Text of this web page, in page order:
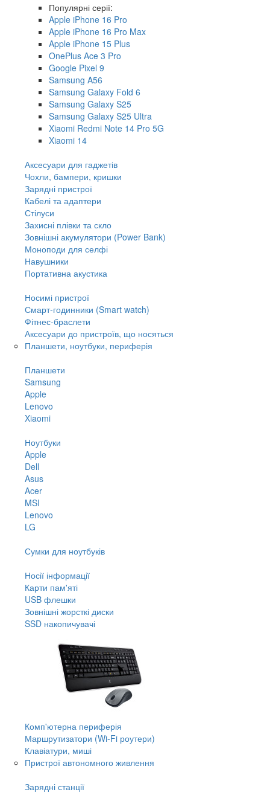
Популярні серії:
Apple iPhone 16 Pro
Apple iPhone 16 Pro Max
Apple iPhone 15 Plus
OnePlus Ace 3 Pro
Google Pixel 9
Samsung A56
Samsung Galaxy Fold 6
Samsung Galaxy S25
Samsung Galaxy S25 Ultra
Xiaomi Redmi Note 14 Pro 5G
Xiaomi 14
Аксесуари для гаджетів
Чохли, бампери, кришки
Зарядні пристрої
Кабелі та адаптери
Стілуси
Захисні плівки та скло
Зовнішні акумулятори (Power Bank)
Моноподи для селфі
Навушники
Портативна акустика
Носимі пристрої
Смарт-годинники (Smart watch)
Фітнес-браслети
Аксесуари до пристроїв, що носяться
Планшети, ноутбуки, периферія
Планшети
Samsung
Apple
Lenovo
Xiaomi
Ноутбуки
Apple
Dell
Asus
Acer
MSI
Lenovo
LG
Сумки для ноутбуків
Носії інформації
Карти пам'яті
USB флешки
Зовнішні жорсткі диски
SSD накопичувачі
Комп'ютерна периферія
Маршрутизатори (Wi-Fi роутери)
Клавіатури, миші
Пристрої автономного живлення
Зарядні станції